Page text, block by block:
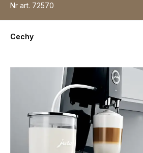
Nr art. 72570
Cechy